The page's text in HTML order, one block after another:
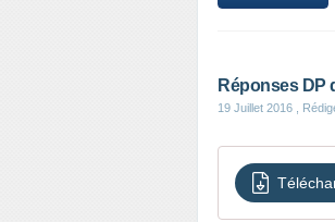
Réponses DP
19 Juillet 2016 ,